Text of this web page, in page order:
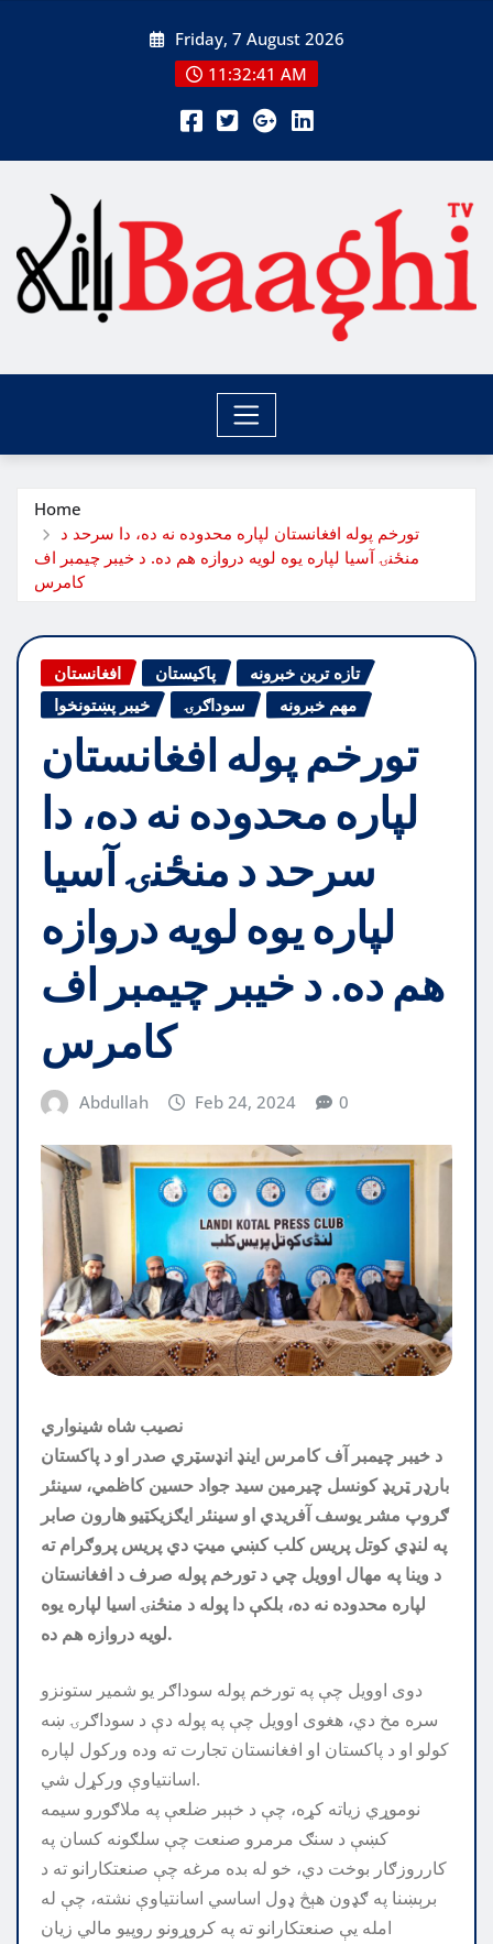
Friday, 7 August 2026
11:32:43 AM
Home
تورخم پوله افغانستان لپاره محدوده نه ده، دا سرحد د
منځنۍ آسیا لپاره یوه لویه دروازه هم ده. د خیبر چیمبر اف
کامرس
افغانستان پاکیستان
تازه ترین خبرونه
خیبر پښتونخوا
سوداګرۍ مهم خبرونه
تورخم پوله افغانستان
لپاره محدوده نه ده، دا
سرحد د منځنۍ آسیا
لپاره یوه لویه دروازه
هم ده. د خیبر چیمبر اف
کامرس
Abdullah Feb 24, 2024 0
نصیب شاه شینواري
د خيبر چيمبر آف کامرس اينډ انډسټري صدر او د پاکستان
بارډر ټريډ کونسل چيرمين سيد جواد حسين کاظمي، سينئر
ګروپ مشر يوسف آفريدي او سينئر ايګزيکټيو هارون صابر
په لنډي کوتل پريس کلب کښي میټ دي پریس پروګرام ته
د وينا په مهال اوويل چي د تورخم پوله صرف د افغانستان
لپاره محدوده نه ده، بلکې دا پوله د منځنۍ اسیا لپاره یوه
لویه دروازه هم ده.
دوی اوویل چې په تورخم پوله سوداګر یو شمیر ستونزو
سره مخ دي، هغوی اوویل چې په پوله دې د سوداګرۍ ښه
کولو او د پاکستان او افغانستان تجارت ته وده ورکول لپاره
اسانتیاوې ورکړل شي.
نوموړي زياته کړه، چې د خېبر ضلعې په ملاګورو سيمه
کښې د سنګ مرمرو صنعت چې سلګونه کسان په
کارروزګار بوخت دي، خو له بده مرغه چې صنعتکارانو ته د
برېښنا په ګډون هېڅ ډول اساسي اسانتياوې نشته، چې له
امله يې صنعتکارانو ته په کروړونو روپیو مالي زیان